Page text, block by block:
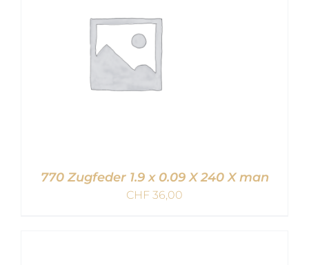
770 Zugfeder 1.9 x 0.09 X 240 X man
CHF 36,00